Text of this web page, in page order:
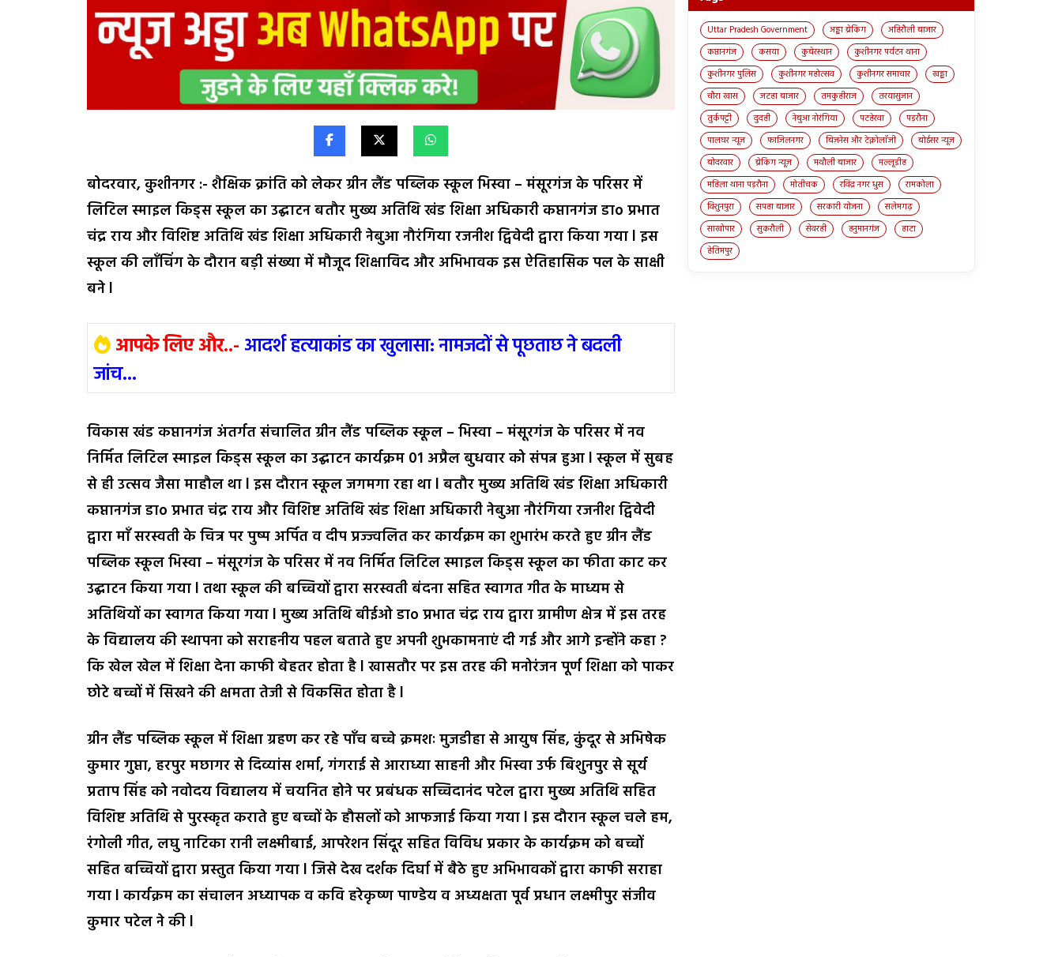
बोदरवार, कुशीनगर :- शैक्षिक क्रांति को लेकर ग्रीन लैंड पब्लिक स्कूल भिस्वा – मंसूरगंज के परिसर में
लिटिल स्माइल किड्स स्कूल का उद्घाटन बतौर मुख्य अतिथि खंड शिक्षा अधिकारी कप्तानगंज डाo प्रभात
चंद्र राय और विशिष्ट अतिथि खंड शिक्षा अधिकारी नेबुआ नौरंगिया रजनीश द्विवेदी द्वारा किया गया l इस
स्कूल की लाँचिंग के दौरान बड़ी संख्या में मौजूद शिक्षाविद और अभिभावक इस ऐतिहासिक पल के साक्षी
बने l
आपके लिए और..- आदर्श हत्याकांड का खुलासा: नामजदों से पूछताछ ने बदली
जांच...
विकास खंड कप्तानगंज अंतर्गत संचालित ग्रीन लैंड पब्लिक स्कूल – भिस्वा – मंसूरगंज के परिसर में नव
निर्मित लिटिल स्माइल किड्स स्कूल का उद्घाटन कार्यक्रम 01 अप्रैल बुधवार को संपन्न हुआ l स्कूल में सुबह
से ही उत्सव जैसा माहौल था l इस दौरान स्कूल जगमगा रहा था l बतौर मुख्य अतिथि खंड शिक्षा अधिकारी
कप्तानगंज डाo प्रभात चंद्र राय और विशिष्ट अतिथि खंड शिक्षा अधिकारी नेबुआ नौरंगिया रजनीश द्विवेदी
द्वारा माँ सरस्वती के चित्र पर पुष्प अर्पित व दीप प्रज्ज्वलित कर कार्यक्रम का शुभारंभ करते हुए ग्रीन लैंड
पब्लिक स्कूल भिस्वा – मंसूरगंज के परिसर में नव निर्मित लिटिल स्माइल किड्स स्कूल का फीता काट कर
उद्घाटन किया गया l तथा स्कूल की बच्चियों द्वारा सरस्वती बंदना सहित स्वागत गीत के माध्यम से
अतिथियों का स्वागत किया गया l मुख्य अतिथि बीईओ डाo प्रभात चंद्र राय द्वारा ग्रामीण क्षेत्र में इस तरह
के विद्यालय की स्थापना को सराहनीय पहल बताते हुए अपनी शुभकामनाएं दी गई और आगे इन्होंने कहा ?
कि खेल खेल में शिक्षा देना काफी बेहतर होता है l खासतौर पर इस तरह की मनोरंजन पूर्ण शिक्षा को पाकर
छोटे बच्चों में सिखने की क्षमता तेजी से विकसित होता है l
ग्रीन लैंड पब्लिक स्कूल में शिक्षा ग्रहण कर रहे पाँच बच्चे क्रमशः मुजडीहा से आयुष सिंह, कुंदूर से अभिषेक
कुमार गुप्ता, हरपुर मछागर से दिव्यांस शर्मा, गंगराई से आराध्या साहनी और भिस्वा उर्फ बिशुनपुर से सूर्य
प्रताप सिंह को नवोदय विद्यालय में चयनित होने पर प्रबंधक सच्चिदानंद पटेल द्वारा मुख्य अतिथि सहित
विशिष्ट अतिथि से पुरस्कृत कराते हुए बच्चों के हौसलों को आफजाई किया गया l इस दौरान स्कूल चले हम,
रंगोली गीत, लघु नाटिका रानी लक्ष्मीबाई, आपरेशन सिंदूर सहित विविध प्रकार के कार्यक्रम को बच्चों
सहित बच्चियों द्वारा प्रस्तुत किया गया l जिसे देख दर्शक दिर्घा में बैठे हुए अभिभावकों द्वारा काफी सराहा
गया l कार्यक्रम का संचालन अध्यापक व कवि हरेकृष्ण पाण्डेय व अध्यक्षता पूर्व प्रधान लक्ष्मीपुर संजीव
कुमार पटेल ने की l
Uttar Pradesh Government अड्डा ब्रेकिंग
अहिरौली बाजार
कप्तानगंज
कसया कुबेरस्थान
कुशीनगर पर्यटन थाना
कुशीनगर पुलिस
कुशीनगर महोत्सव कुशीनगर समाचार
खड्डा
चौरा खास
जटहा बाजार तमकुहीराज
तरयासुजान
तुर्कपट्टी
दुदही नेबुआ नोरंगिया पटहेरवा
पड़रौना
पालघर न्यूज़
फाजिलनगर बिज़नेस और टेक्नोलॉजी
बोईसर न्यूज़
बोदरवार
ब्रेकिंग न्यूज़ मथौली बाजार
मल्लूडीह
महिला थाना पड़रौना
मोतीचक रविंद्र नगर धुस
रामकोला
विशुनपुरा
सपहा बाजार सरकारी योजना
सलेमगढ़
साखोपार
सुकरौली सेवरही हनुमानगंज
हाटा
हेतिमपुर